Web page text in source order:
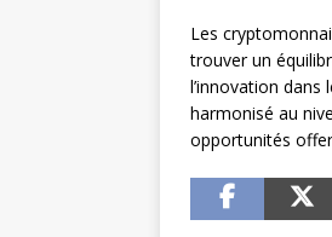
Les
trouver un
l’innovation dans
harmonisé au
opportunités